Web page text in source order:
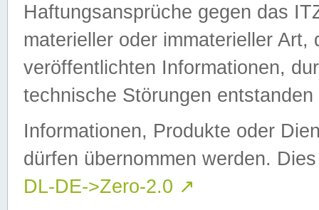
Haftungsansprüche gegen das
materieller oder immaterieller
veröffentlichten Informationen,
technische Störungen
Informationen, Produkte oder
dürfen übernommen werden.
DL-DE->Zero-2.0 ↗